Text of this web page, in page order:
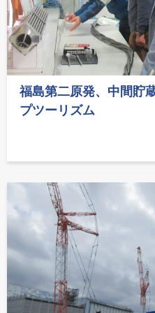
福島第二原発、中間貯
プツーリズム